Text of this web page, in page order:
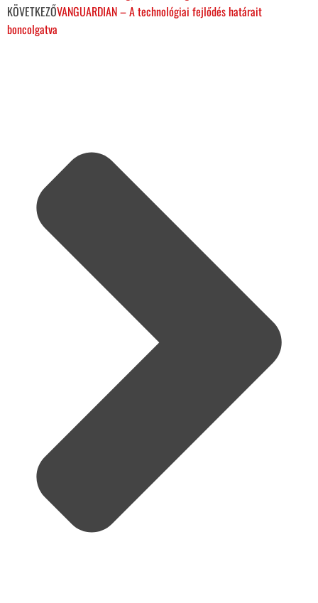
KÖVETKEZŐVANGUARDIAN – A technológiai fejlődés határait
boncolgatva